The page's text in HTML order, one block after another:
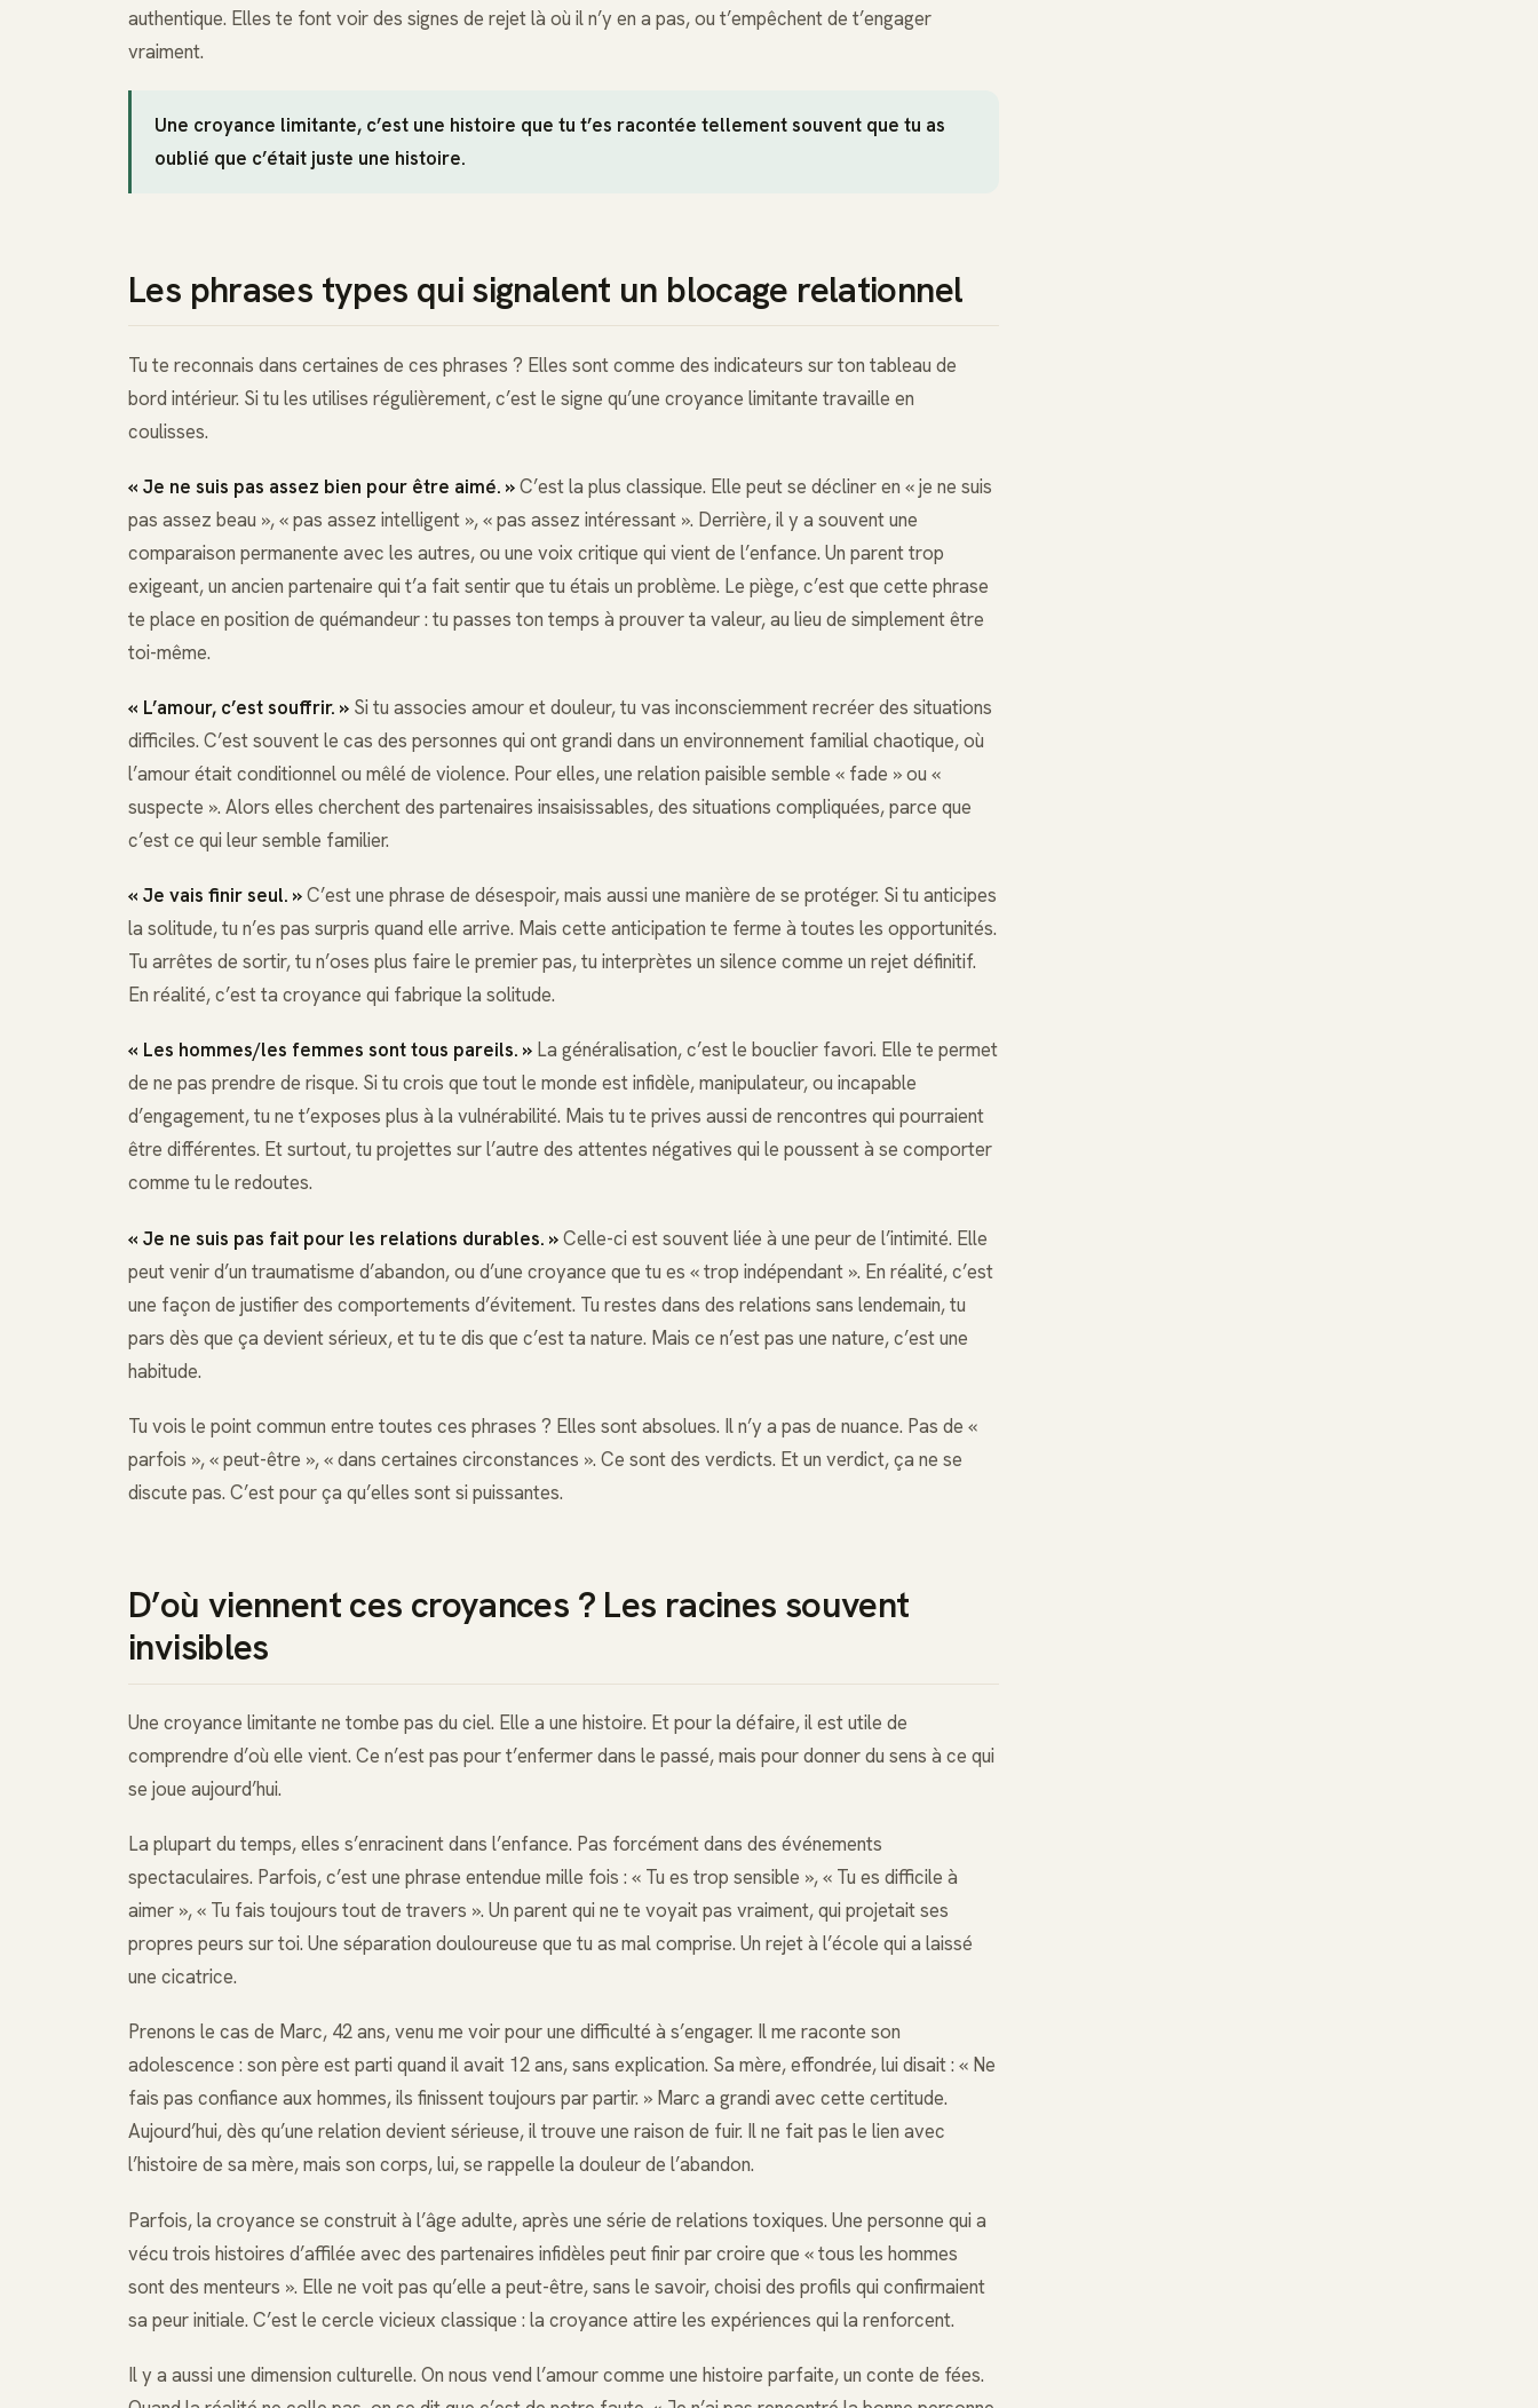
authentique. Elles te font voir des signes de rejet là où il n’y en a pas, ou t’empêchent de t’engager
vraiment.
Une croyance limitante, c’est une histoire que tu t’es racontée tellement souvent que tu as
oublié que c’était juste une histoire.
Les phrases types qui signalent un blocage relationnel
Tu te reconnais dans certaines de ces phrases ? Elles sont comme des indicateurs sur ton tableau de
bord intérieur. Si tu les utilises régulièrement, c’est le signe qu’une croyance limitante travaille en
coulisses.
« Je ne suis pas assez bien pour être aimé. »C’est la plus classique. Elle peut se décliner en « je ne suis
pas assez beau », « pas assez intelligent », « pas assez intéressant ». Derrière, il y a souvent une
comparaison permanente avec les autres, ou une voix critique qui vient de l’enfance. Un parent trop
exigeant, un ancien partenaire qui t’a fait sentir que tu étais un problème. Le piège, c’est que cette phrase
te place en position de quémandeur : tu passes ton temps à prouver ta valeur, au lieu de simplement être
toi-même.
« L’amour, c’est souffrir. » Si tu associes amour et douleur, tu vas inconsciemment recréer des situations
difficiles. C’est souvent le cas des personnes qui ont grandi dans un environnement familial chaotique, où
l’amour était conditionnel ou mêlé de violence. Pour elles, une relation paisible semble « fade » ou «
suspecte ». Alors elles cherchent des partenaires insaisissables, des situations compliquées, parce que
c’est ce qui leur semble familier.
« Je vais finir seul. »C’est une phrase de désespoir, mais aussi une manière de se protéger. Si tu anticipes
la solitude, tu n’es pas surpris quand elle arrive. Mais cette anticipation te ferme à toutes les opportunités.
Tu arrêtes de sortir, tu n’oses plus faire le premier pas, tu interprètes un silence comme un rejet définitif.
En réalité, c’est ta croyance qui fabrique la solitude.
« Les hommes/les femmes sont tous pareils. » La généralisation, c’est le bouclier favori. Elle te permet
de ne pas prendre de risque. Si tu crois que tout le monde est infidèle, manipulateur, ou incapable
d’engagement, tu ne t’exposes plus à la vulnérabilité. Mais tu te prives aussi de rencontres qui pourraient
être différentes. Et surtout, tu projettes sur l’autre des attentes négatives qui le poussent à se comporter
comme tu le redoutes.
« Je ne suis pas fait pour les relations durables. »Celle-ci est souvent liée à une peur de l’intimité. Elle
peut venir d’un traumatisme d’abandon, ou d’une croyance que tu es « trop indépendant ». En réalité, c’est
une façon de justifier des comportements d’évitement. Tu restes dans des relations sans lendemain, tu
pars dès que ça devient sérieux, et tu te dis que c’est ta nature. Mais ce n’est pas une nature, c’est une
habitude.
Tu vois le point commun entre toutes ces phrases ? Elles sont absolues. Il n’y a pas de nuance. Pas de «
parfois », « peut-être », « dans certaines circonstances ». Ce sont des verdicts. Et un verdict, ça ne se
discute pas. C’est pour ça qu’elles sont si puissantes.
D’où viennent ces croyances ? Les racines souvent
invisibles
Une croyance limitante ne tombe pas du ciel. Elle a une histoire. Et pour la défaire, il est utile de
comprendre d’où elle vient. Ce n’est pas pour t’enfermer dans le passé, mais pour donner du sens à ce qui
se joue aujourd’hui.
La plupart du temps, elles s’enracinent dans l’enfance. Pas forcément dans des événements
spectaculaires. Parfois, c’est une phrase entendue mille fois : « Tu es trop sensible », « Tu es difficile à
aimer », « Tu fais toujours tout de travers ». Un parent qui ne te voyait pas vraiment, qui projetait ses
propres peurs sur toi. Une séparation douloureuse que tu as mal comprise. Un rejet à l’école qui a laissé
une cicatrice.
Prenons le cas de Marc, 42 ans, venu me voir pour une difficulté à s’engager. Il me raconte son
adolescence : son père est parti quand il avait 12 ans, sans explication. Sa mère, effondrée, lui disait : « Ne
fais pas confiance aux hommes, ils finissent toujours par partir. » Marc a grandi avec cette certitude.
Aujourd’hui, dès qu’une relation devient sérieuse, il trouve une raison de fuir. Il ne fait pas le lien avec
l’histoire de sa mère, mais son corps, lui, se rappelle la douleur de l’abandon.
Parfois, la croyance se construit à l’âge adulte, après une série de relations toxiques. Une personne qui a
vécu trois histoires d’affilée avec des partenaires infidèles peut finir par croire que « tous les hommes
sont des menteurs ». Elle ne voit pas qu’elle a peut-être, sans le savoir, choisi des profils qui confirmaient
sa peur initiale. C’est le cercle vicieux classique : la croyance attire les expériences qui la renforcent.
Il y a aussi une dimension culturelle. On nous vend l’amour comme une histoire parfaite, un conte de fées.